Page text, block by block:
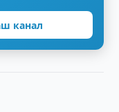
канал